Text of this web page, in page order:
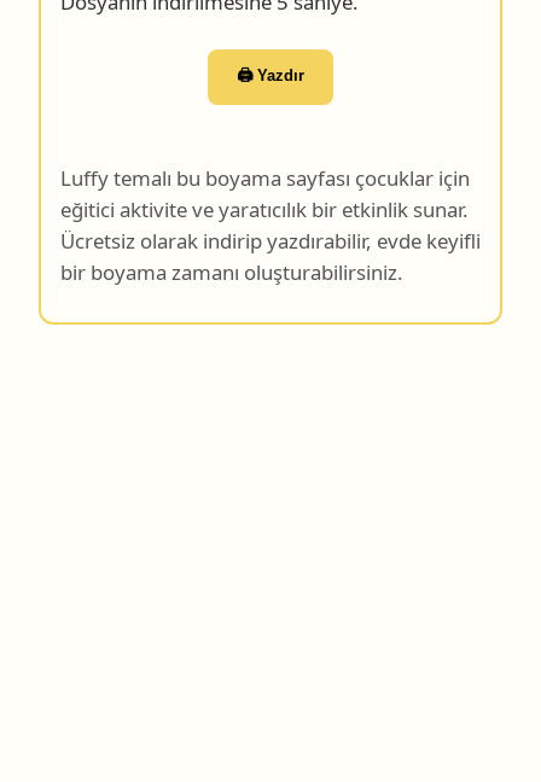
Ücretsiz olarak indirip yazdırabilir, evde keyifli
bir boyama zamanı oluşturabilirsiniz.